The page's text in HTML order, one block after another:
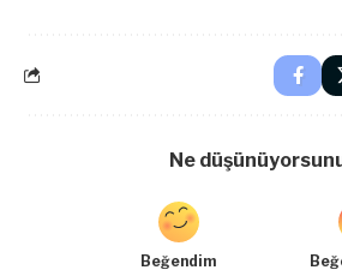
Ne
Beğendim